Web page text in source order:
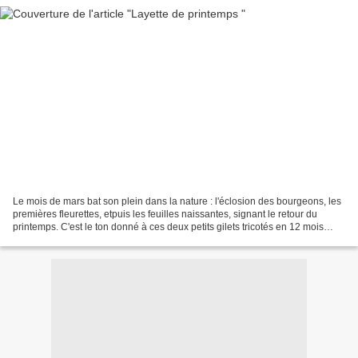
Le mois de mars bat son plein dans la nature : l'éclosion des bourgeons, les
premières fleurettes, etpuis les feuilles naissantes, signant le retour du
printemps. C'est le ton donné à ces deux petits gilets tricotés en 12 mois